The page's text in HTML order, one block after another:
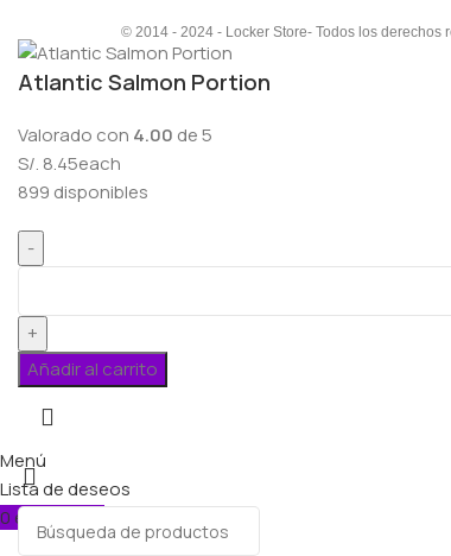
© 2014 - 2024 - Locker Store- Todos los derechos
Atlantic Salmon Portion
Valorado con 4.00 de 5
S/. 8.45each
899 disponibles
Añadir al carrito
Menú
Lista de deseos
0 elementos